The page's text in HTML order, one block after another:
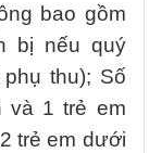
bao gồm
bị nếu quý
thu); Số
và 1 trẻ em
trẻ em dưới